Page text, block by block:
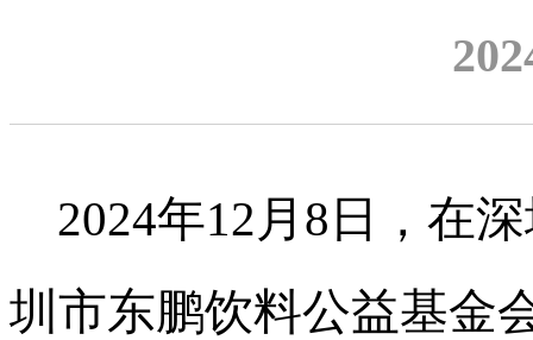
2024年12月8日，在
圳市东鹏饮料公益基金